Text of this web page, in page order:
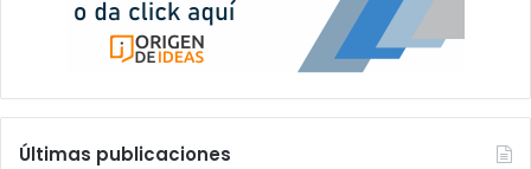
Últimas publicaciones